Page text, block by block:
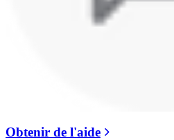
Obtenir de l'aide